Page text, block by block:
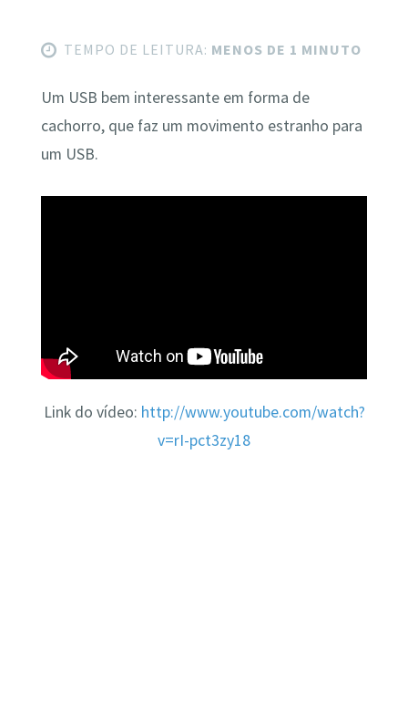
TEMPO DE LEITURA: MENOS DE 1 MINUTO
Um USB bem interessante em forma de
cachorro, que faz um movimento estranho para
um USB.
Link do vídeo: http://www.youtube.com/watch?
v=rI-pct3zy18